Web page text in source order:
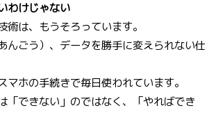
わけじゃない
術は、もうそろっています。
んごう）、データを勝手に変えられない仕
マホの手続きで毎日使われています。
「できない」のではなく、「やればでき